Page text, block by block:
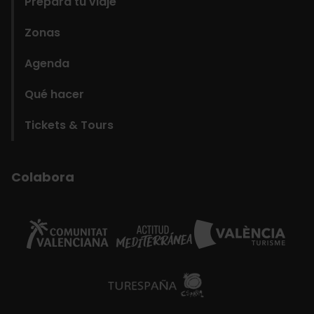
Zonas
Agenda
Qué hacer
Tickets & Tours
Colabora